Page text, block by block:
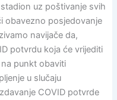
uz poštivanje svih
obavezno posjedovanje
navijače da,
potvrdu koja će vrijediti
punkt obaviti
u slučaju
COVID potvrde